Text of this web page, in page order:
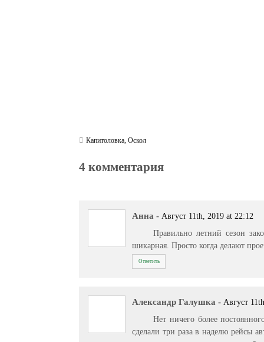
Капитоловка,Оскол
4 комментария
Анна - Август 11th, 2019 at 22:12
Правильно летний сезон
шикарная. Просто когда делают
Ответить
Александр Галушка - Август
Нет ничего более
сделали три раза в наделю рейсы